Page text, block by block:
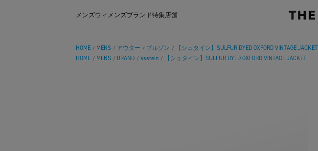
メンズウィメンズブランド特集店舗
HOME / MENS / アウター / ブルゾン /
【シュタイン】SULFUR DYED OXFORD VINTAGE JACKET
HOME / MENS / BRAND / ssstein / 【シュタイン】SULFUR DYED OXFORD VINTAGE JACKET